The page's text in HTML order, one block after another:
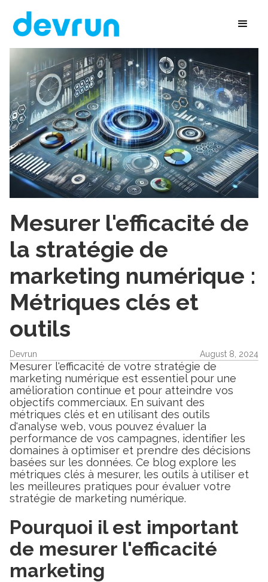
Mesurer l'efficacité de
la stratégie de
marketing numérique :
Métriques clés et
outils
Devrun August 8, 2024
Mesurer l'efficacité de votre stratégie de
marketing numérique est essentiel pour une
amélioration continue et pour atteindre vos
objectifs commerciaux. En suivant des
métriques clés et en utilisant des outils
d'analyse web, vous pouvez évaluer la
performance de vos campagnes, identifier les
domaines à optimiser et prendre des décisions
basées sur les données. Ce blog explore les
métriques clés à mesurer, les outils à utiliser et
les meilleures pratiques pour évaluer votre
stratégie de marketing numérique.
Pourquoi il est important
de mesurer l'efficacité
marketing